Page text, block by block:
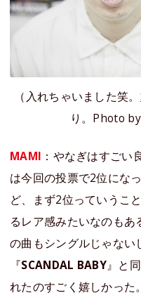
（入れちゃいました笑。
り。Photo
MAMI ：やなぎはすごい
は今回の投票で2位にな
ど、まず2位っていうこ
るレア感みたいなのもあ
の曲もシングルじゃない
『SCANDAL BABY』と
れたのすごく嬉しかった